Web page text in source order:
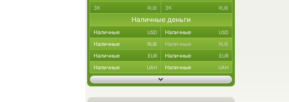
ЗК RUB ЗК RUB
Наличные деньги
Наличные USD Наличные USD
Наличные RUB Наличные RUB
Наличные EUR Наличные EUR
Наличные UAH Наличные UAH